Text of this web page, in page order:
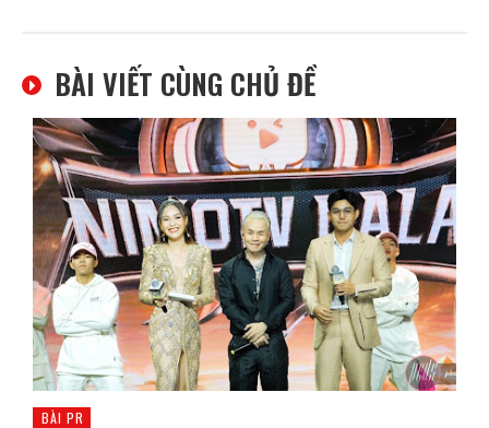
BÀI VIẾT CÙNG CHỦ ĐỀ
BÀI PR